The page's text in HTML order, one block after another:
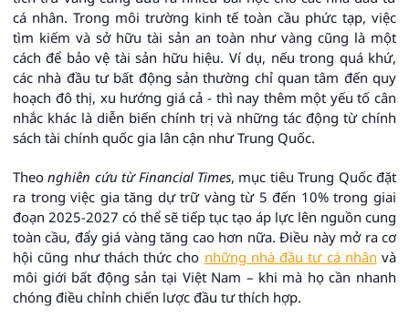
cá nhân. Trong môi trường kinh tế toàn cầu phức tạp, việc
tìm kiếm và sở hữu tài sản an toàn như vàng cũng là một
cách để bảo vệ tài sản hữu hiệu. Ví dụ, nếu trong quá khứ,
các nhà đầu tư bất động sản thường chỉ quan tâm đến quy
hoạch đô thị, xu hướng giá cả - thì nay thêm một yếu tố cân
nhắc khác là diễn biến chính trị và những tác động từ chính
sách tài chính quốc gia lân cận như Trung Quốc.
Theonghiên cứu từ Financial Times, mục tiêu Trung Quốc đặt
ra trong việc gia tăng dự trữ vàng từ 5 đến 10% trong giai
đoạn 2025-2027 có thể sẽ tiếp tục tạo áp lực lên nguồn cung
toàn cầu, đẩy giá vàng tăng cao hơn nữa. Điều này mở ra cơ
hội cũng như thách thức cho những nhà đầu tư cá nhân và
môi giới bất động sản tại Việt Nam – khi mà họ cần nhanh
chóng điều chỉnh chiến lược đầu tư thích hợp.